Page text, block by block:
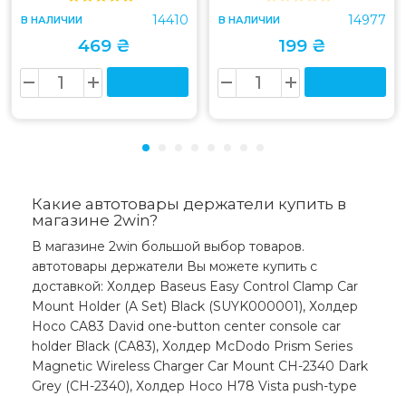
В НАЛИЧИИ 14410
469 ₴
В НАЛИЧИИ 14977
199 ₴
Какие автотовары держатели купить в
магазине 2win?
В магазине 2win большой выбор товаров.
автотовары держатели Вы можете купить с
доставкой: Холдер Baseus Easy Control Clamp Car
Mount Holder (A Set) Black (SUYK000001), Холдер
Hoco CA83 David one-button center console car
holder Black (CA83), Холдер McDodo Prism Series
Magnetic Wireless Charger Car Mount CH-2340 Dark
Grey (CH-2340), Холдер Hoco H78 Vista push-type